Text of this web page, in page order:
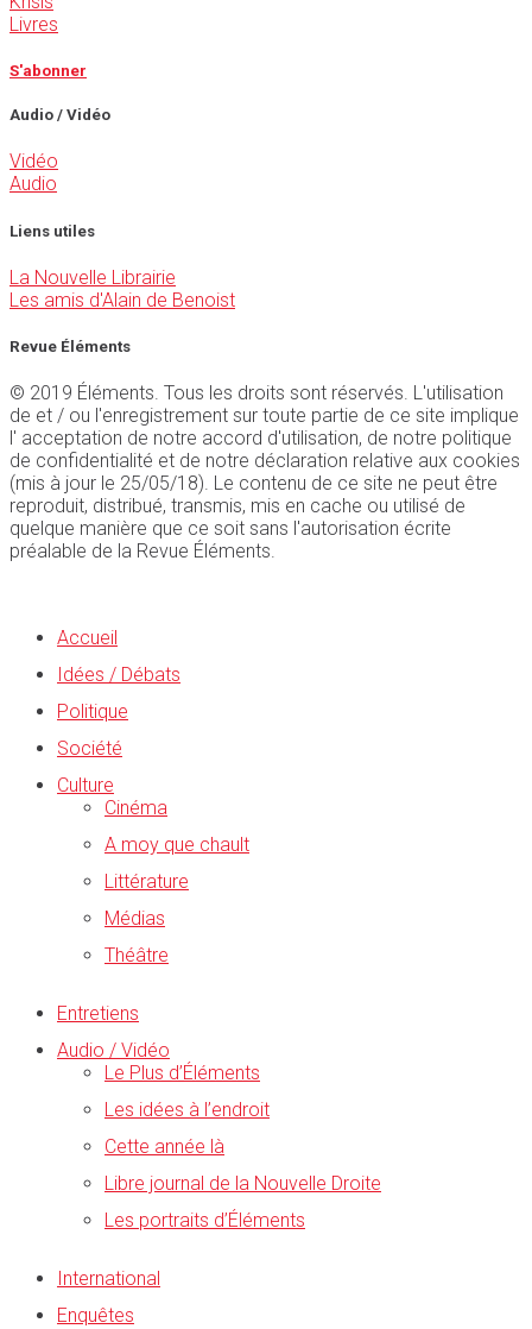
Livres
S'abonner
Audio / Vidéo
Vidéo
Audio
Liens utiles
La Nouvelle Librairie
Les amis d'Alain de Benoist
Revue Éléments
© 2019 Éléments. Tous les droits sont réservés. L'utilisation
de et / ou l'enregistrement sur toute partie de ce site implique
l' acceptation de notre accord d'utilisation, de notre politique
de confidentialité et de notre déclaration relative aux cookies
(mis à jour le 25/05/18). Le contenu de ce site ne peut être
reproduit, distribué, transmis, mis en cache ou utilisé de
quelque manière que ce soit sans l'autorisation écrite
préalable de la Revue Éléments.
Accueil
Idées / Débats
Politique
Société
Culture
Cinéma
A moy que chault
Littérature
Médias
Théâtre
Entretiens
Audio / Vidéo
Le Plus d’Éléments
Les idées à l’endroit
Cette année là
Libre journal de la Nouvelle Droite
Les portraits d’Éléments
International
Enquêtes